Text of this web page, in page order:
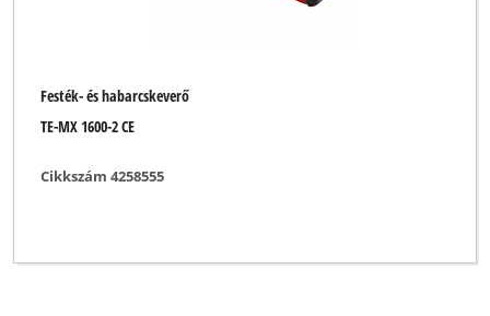
Festék- és habarcskeverő
TE-MX 1600-2 CE
Cikkszám 4258555